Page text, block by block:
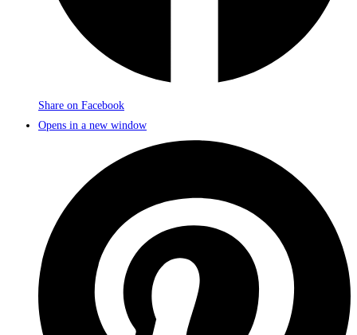
Share on Facebook
Opens in a new window